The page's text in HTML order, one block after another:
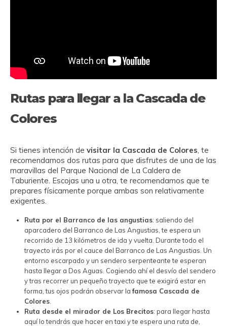
Rutas para llegar a la Cascada de
Colores
Si tienes intención de visitar la Cascada de Colores , te
recomendamos dos rutas para que disfrutes de una de las
maravillas del Parque Nacional de La Caldera de
Taburiente. Escojas una u otra, te recomendamos que te
prepares físicamente porque ambas son relativamente
exigentes.
Ruta por el Barranco de las angustias: saliendo del
aparcadero del Barranco de Las Angustias, te espera un
recorrido de 13 kilómetros de ida y vuelta. Durante todo el
trayecto irás por el cauce del Barranco de Las Angustias. Un
entorno escarpado y un sendero serpenteante te esperan
hasta llegar a Dos Aguas. Cogiendo ahí el desvío del sendero
y tras recorrer un pequeño trayecto que te exigirá estar en
forma, tus ojos podrán observar lafamosa Cascada de
Colores.
Ruta desde el mirador de Los Brecitos: para llegar hasta
aquí lo tendrás que hacer en taxi y te espera una ruta de,